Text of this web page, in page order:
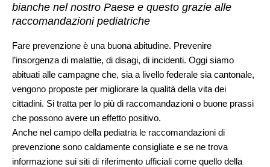
bianche nel nostro Paese e questo grazie alle
raccomandazioni pediatriche
Fare prevenzione è una buona abitudine. Prevenire
l’insorgenza di malattie, di disagi, di incidenti. Oggi siamo
abituati alle campagne che, sia a livello federale sia cantonale,
vengono proposte per migliorare la qualità della vita dei
cittadini. Si tratta per lo più di raccomandazioni o buone prassi
che possono avere un effetto positivo.
Anche nel campo della pediatria le raccomandazioni di
prevenzione sono caldamente consigliate e se ne trova
informazione sui siti di riferimento ufficiali come quello della